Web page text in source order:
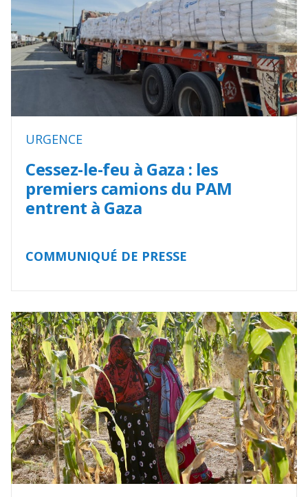
URGENCE
Cessez-le-feu à Gaza : les
premiers camions du PAM
entrent à Gaza
COMMUNIQUÉ DE PRESSE